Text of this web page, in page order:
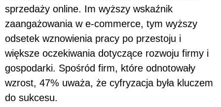
sprzedaży online. Im wyższy wskaźnik
zaangażowania w e-commerce, tym wyższy
odsetek wznowienia pracy po przestoju i
większe oczekiwania dotyczące rozwoju firmy i
gospodarki. Spośród firm, które odnotowały
wzrost, 47% uważa, że cyfryzacja była kluczem
do sukcesu.